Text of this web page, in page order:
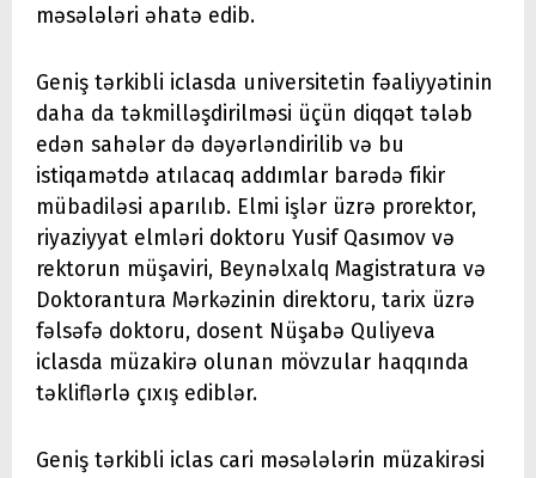
məsələləri əhatə edib.
Geniş tərkibli iclasda universitetin fəaliyyətinin
daha da təkmilləşdirilməsi üçün diqqət tələb
edən sahələr də dəyərləndirilib və bu
istiqamətdə atılacaq addımlar barədə fikir
mübadiləsi aparılıb. Elmi işlər üzrə prorektor,
riyaziyyat elmləri doktoru Yusif Qasımov və
rektorun müşaviri, Beynəlxalq Magistratura və
Doktorantura Mərkəzinin direktoru, tarix üzrə
fəlsəfə doktoru, dosent Nüşabə Quliyeva
iclasda müzakirə olunan mövzular haqqında
təkliflərlə çıxış ediblər.
Geniş tərkibli iclas cari məsələlərin müzakirəsi